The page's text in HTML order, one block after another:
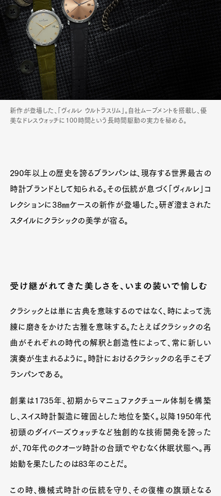
Official Columnist
About
Contact
Pen Meet
Pen international Pen tw
新作が登場した、「ヴィルレ ウルトラスリム」。自社ムーブメントを搭載し、優
美なドレスウォッチに100時間という長時間駆動の実力を秘める。
290年以上の歴史を誇るブランパンは、現存する世界最古の
時計ブランドとして知られる。その伝統が息づく「ヴィルレ」コ
レクションに38㎜ケースの新作が登場した。研ぎ澄まされた
スタイルにクラシックの美学が宿る。
受け継がれてきた美しさを、いまの装いで愉しむ
クラシックとは単に古典を意味するのではなく、時によって洗
練に磨きをかけた古雅を意味する。たとえばクラシックの名
曲がそれぞれの時代の解釈と創造性によって、常に新しい
演奏が生まれるように。時計におけるクラシックの名手こそブ
ランパンである。
創業は1735年、初期からマニュファクチュール体制を構築
し、スイス時計製造に確固とした地位を築く。以降1950年代
初頭のダイバーズウォッチなど独創的な技術開発を誇った
が、70年代のクオーツ時計の台頭でやむなく休眠状態へ。再
始動を果たしたのは83年のことだ。
この時、機械式時計の伝統を守り、その復権の旗頭となる